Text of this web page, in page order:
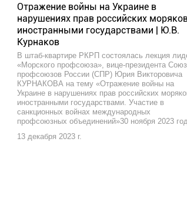
Отражение войны на Украине в
нарушениях прав российских
иностранными государствами | Ю.В.
Курнаков
В штаб-квартире РКРП состоялась лекция
«Морского профсоюза», вице-президента
профсоюзов России (СПР) Юрия Викторовича
КУРНАКОВА на тему «Отражение войны на
Украине в нарушениях прав российских
иностранными государствами. Участие в
санкционных войнах международных
профсоюзных объединений»30 ноября 2023
13 декабря 2023 г.